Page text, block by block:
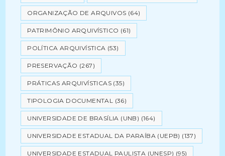
ORGANIZAÇÃO DE ARQUIVOS (64)
PATRIMÔNIO ARQUIVÍSTICO (61)
POLÍTICA ARQUIVÍSTICA (53)
PRESERVAÇÃO (267)
PRÁTICAS ARQUIVÍSTICAS (35)
TIPOLOGIA DOCUMENTAL (36)
UNIVERSIDADE DE BRASÍLIA (UNB) (164)
UNIVERSIDADE ESTADUAL DA PARAÍBA (UEPB) (137)
UNIVERSIDADE ESTADUAL PAULISTA (UNESP) (95)